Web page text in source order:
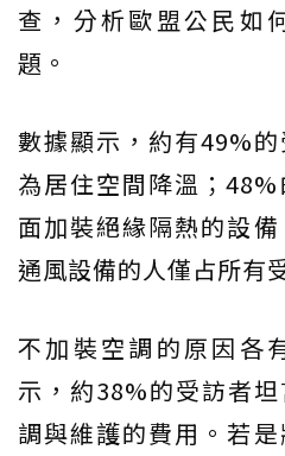
查，分析歐盟公民如
題。
數據顯示，約有49%
為居住空間降溫；
面加裝絕緣隔熱的設
通風設備的人僅占所有
不加裝空調的原因各
示，約38%的受訪者
調與維護的費用。若